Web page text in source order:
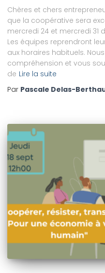
Chères et chers
que la coopérative sera
mercredi 24 et mercredi 31
Les équipes reprendront
aux horaires habituels.
compréhension et vous
de Lire la suite
Par Pascale Delas-